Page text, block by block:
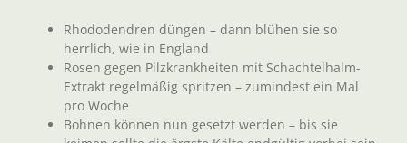
Rhododendren düngen – dann blühen sie so
herrlich, wie in England
Rosen gegen Pilzkrankheiten mit Schachtelhalm-
Extrakt regelmäßig spritzen – zumindest ein Mal
pro Woche
Bohnen können nun gesetzt werden – bis sie